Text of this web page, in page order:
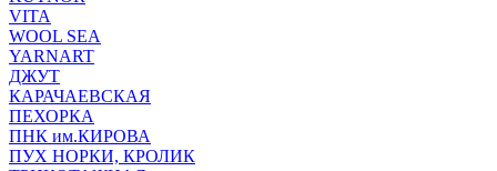
VITA
WOOL SEA
YARNART
ДЖУТ
КАРАЧАЕВСКАЯ
ПЕХОРКА
ПНК им.КИРОВА
ПУХ НОРКИ, КРОЛИК